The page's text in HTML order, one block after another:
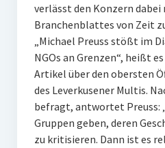
verlässt den Konzern dabei
Branchenblattes von Zeit
„Michael Preuss stößt im
NGOs an Grenzen“, heißt
Artikel über den obersten
des Leverkusener Multis.
befragt, antwortet Preuss:
Gruppen geben, deren
zu kritisieren. Dann ist es